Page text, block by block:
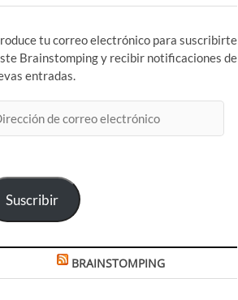
tu correo electrónico para suscribirte
Brainstomping y recibir notificaciones de
entradas.
Suscribir
BRAINSTOMPING